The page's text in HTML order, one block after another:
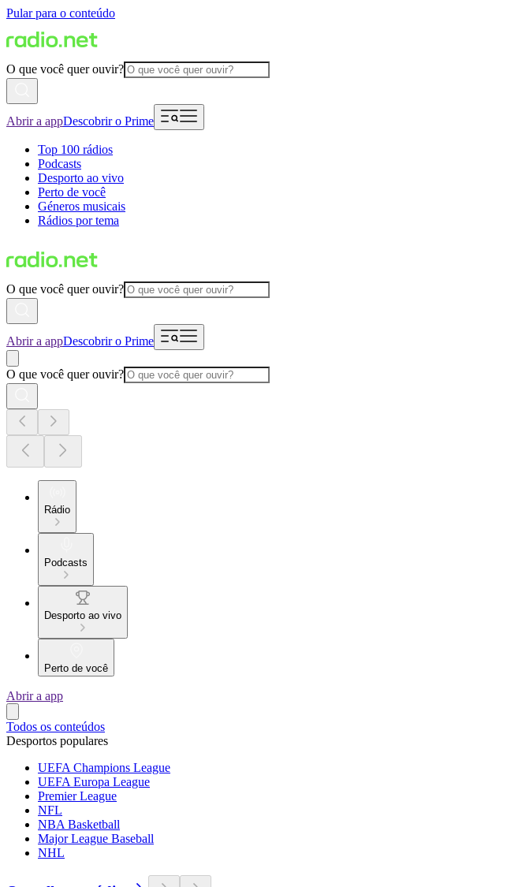
Pular para o conteúdo
O que você quer ouvir?
Abrir a appDescobrir o Prime
Top 100 rádios
Podcasts
Desporto ao vivo
Perto de você
Géneros musicais
Rádios por tema
O que você quer ouvir?
Abrir a appDescobrir o Prime
O que você quer ouvir?
Rádio
Podcasts
Desporto ao vivo
Perto de você
Abrir a app
Todos os conteúdos
Desportos populares
UEFA Champions League
UEFA Europa League
Premier League
NFL
NBA Basketball
Major League Baseball
NHL